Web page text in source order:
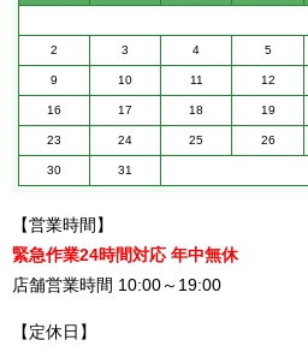
2 3 4 5
9 10 11 12
16 17 18 19
23 24 25 26
30 31
【営業時間】
緊急作業24時間対応 年中無休
店舗営業時間 10:00～19:00
【定休日】